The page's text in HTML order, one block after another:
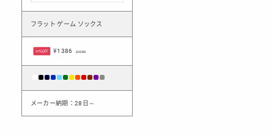
フラット ゲーム ソックス
30%OFF ¥1386 ¥1980
メーカー納期：28日～